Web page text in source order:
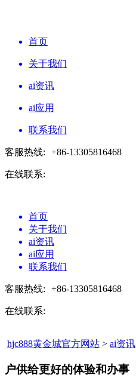
首页
关于我们
ai资讯
ai应用
联系我们
客服热线: +86-13305816468
在线联系:
首页
关于我们
ai资讯
ai应用
联系我们
客服热线: +86-13305816468
在线联系:
hjc888黄金城官方网站 > ai资讯
户供给更好的体验和办事​